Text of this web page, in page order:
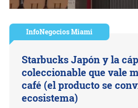
InfoNegocios Miami
Starbucks Japón y la
coleccionable que vale
café (el producto se
ecosistema)